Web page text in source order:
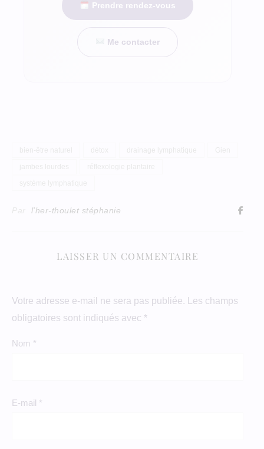
Prendre rendez-vous
Me contacter
bien-être naturel détox drainage lymphatique
jambes lourdes
réflexologie plantaire
système lymphatique
Par l'her-thoulet stéphanie
LAISSER UN COMMENTAIRE
Votre adresse e-mail ne sera pas publiée.
Les champs
obligatoires sont indiqués avec *
Nom *
E-mail *